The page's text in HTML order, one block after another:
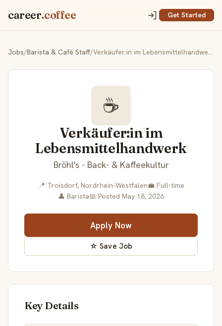
career.coffee Get Started
Jobs/Barista & Café Staff/ Verkäufer:in im Lebensmittelhandwerk
☕
Verkäufer:in im
Lebensmittelhandwerk
Bröhl's - Back- & Kaffeekultur
📍 Troisdorf, Nordrhein-Westfalen💼 Full-time
👤 Barista📅 Posted May 18, 2026
Apply Now
☆ Save Job
Key Details